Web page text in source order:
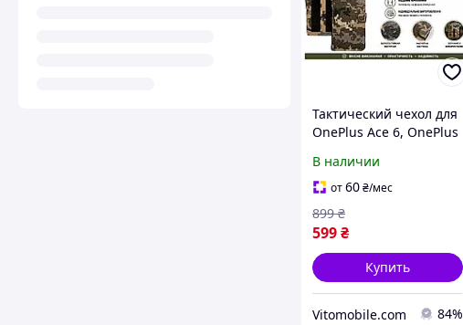
Тактический чехол для
OnePlus Ace 6, OnePlus
снаряжению на
липучке
В наличии
от60₴/мес
599₴
899 ₴
Купить
Vitomobile.com 84%